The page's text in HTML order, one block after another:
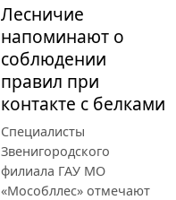
Лесничие
напоминают о
соблюдении
правил при
контакте с белками
Специалисты
Звенигородского
филиала ГАУ МО
«Мособллес» отмечают